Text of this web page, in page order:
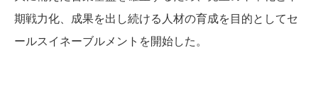
期戦力化、成果を出し続ける人材の育成を目的としてセ
ールスイネーブルメントを開始した。